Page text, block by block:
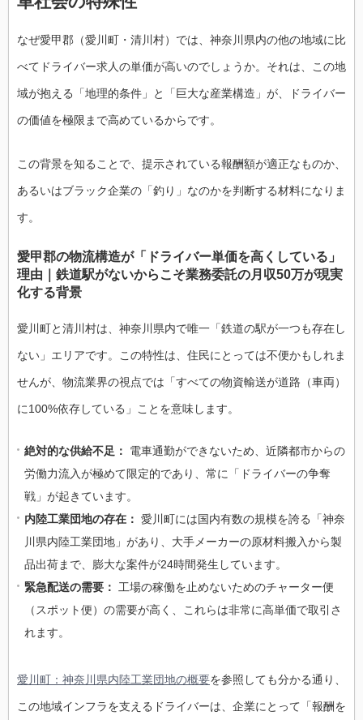
なぜ愛甲郡（愛川町・清川村）では、神奈川県内の他の地域に比
べてドライバー求人の単価が高いのでしょうか。それは、この地
域が抱える「地理的条件」と「巨大な産業構造」が、ドライバー
の価値を極限まで高めているからです。
この背景を知ることで、提示されている報酬額が適正なものか、
あるいはブラック企業の「釣り」なのかを判断する材料になりま
す。
愛甲郡の物流構造が「ドライバー単価を高くしている」
理由｜鉄道駅がないからこそ業務委託の月収50万が現実
化する背景
愛川町と清川村は、神奈川県内で唯一「鉄道の駅が一つも存在し
ない」エリアです。この特性は、住民にとっては不便かもしれま
せんが、物流業界の視点では「すべての物資輸送が道路（車両）
に100%依存している」ことを意味します。
絶対的な供給不足：
電車通勤ができないため、近隣都市からの
労働力流入が極めて限定的であり、常に「ドライバーの争奪
戦」が起きています。
内陸工業団地の存在： 愛川町には国内有数の規模を誇る「神奈
川県内陸工業団地」があり、大手メーカーの原材料搬入から製
品出荷まで、膨大な案件が24時間発生しています。
緊急配送の需要：
工場の稼働を止めないためのチャーター便
（スポット便）の需要が高く、これらは非常に高単価で取引さ
れます。
愛川町：神奈川県内陸工業団地の概要を参照しても分かる通り、
この地域インフラを支えるドライバーは、企業にとって「報酬を